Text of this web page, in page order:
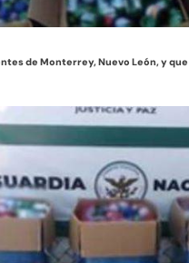
de Monterrey, Nuevo León, y